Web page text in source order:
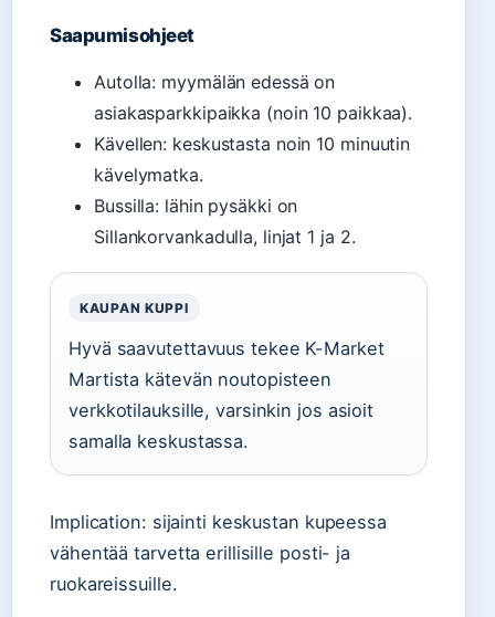
Saapumisohjeet
Autolla: myymälän edessä on
asiakasparkkipaikka (noin 10 paikkaa).
Kävellen: keskustasta noin 10 minuutin
kävelymatka.
Bussilla: lähin pysäkki on
Sillankorvankadulla, linjat 1 ja 2.
KAUPAN KUPPI
Hyvä saavutettavuus tekee K-Market
Martista kätevän noutopisteen
verkkotilauksille, varsinkin jos asioit
samalla keskustassa.
Implication: sijainti keskustan kupeessa
vähentää tarvetta erillisille posti- ja
ruokareissuille.